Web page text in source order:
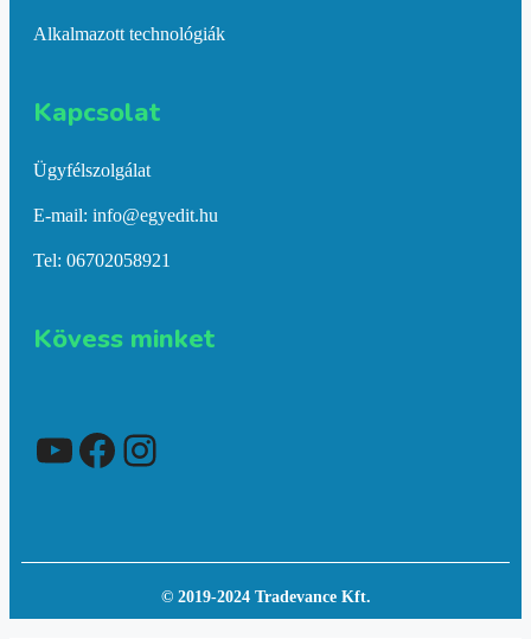
Alkalmazott technológiák
Kapcsolat​
Ügyfélszolgálat
E-mail: info@egyedit.hu
Tel: 06702058921
Kövess minket
YouTube
Facebook
Instagram
© 2019-2024 Tradevance Kft.